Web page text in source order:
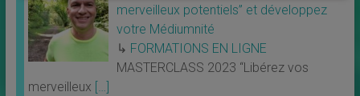
merveilleux potentiels” et développez
votre Médiumnité
↳ FORMATIONS EN LIGNE
MASTERCLASS 2023 “Libérez vos
merveilleux […]